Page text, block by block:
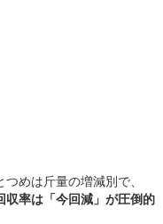
めは斤量の増減別で、
収率は「今回減」が圧倒的